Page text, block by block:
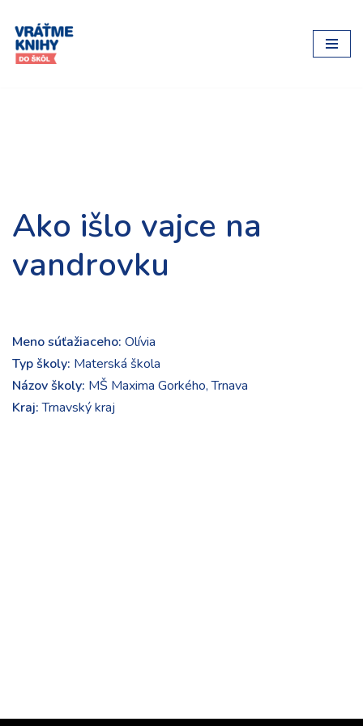
Preskočiť
na
Ako išlo vajce na
vandrovku
Meno súťažiaceho: Olívia
Typ školy: Materská škola
Názov školy: MŠ Maxima Gorkého, Trnava
Kraj:Trnavský kraj